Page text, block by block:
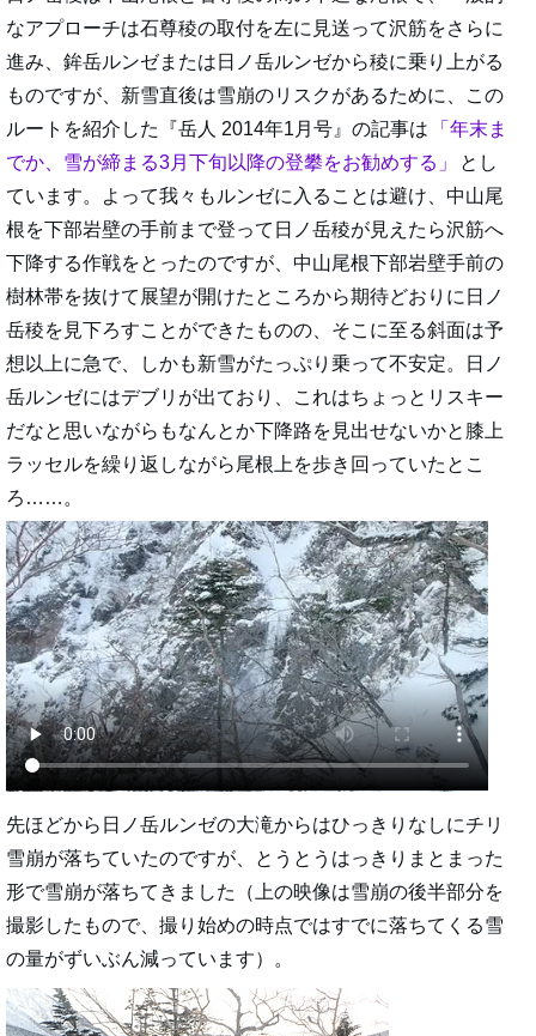
なアプローチは石尊稜の取付を左に見送って沢筋をさらに
進み、鉾岳ルンゼまたは日ノ岳ルンゼから稜に乗り上がる
ものですが、新雪直後は雪崩のリスクがあるために、この
ルートを紹介した『岳人 2014年1月号』の記事は
年末ま
でか、雪が締まる3月下旬以降の登攀をお勧めする
とし
ています。よって我々もルンゼに入ることは避け、中山尾
根を下部岩壁の手前まで登って日ノ岳稜が見えたら沢筋へ
下降する作戦をとったのですが、中山尾根下部岩壁手前の
樹林帯を抜けて展望が開けたところから期待どおりに日ノ
岳稜を見下ろすことができたものの、そこに至る斜面は予
想以上に急で、しかも新雪がたっぷり乗って不安定。日ノ
岳ルンゼにはデブリが出ており、これはちょっとリスキー
だなと思いながらもなんとか下降路を見出せないかと膝上
ラッセルを繰り返しながら尾根上を歩き回っていたとこ
ろ……。
先ほどから日ノ岳ルンゼの大滝からはひっきりなしにチリ
雪崩が落ちていたのですが、とうとうはっきりまとまった
形で雪崩が落ちてきました（上の映像は雪崩の後半部分を
撮影したもので、撮り始めの時点ではすでに落ちてくる雪
の量がずいぶん減っています）。